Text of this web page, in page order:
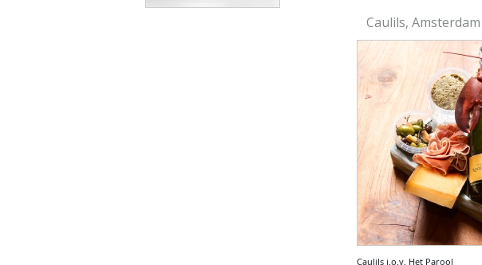
Caulils, Amsterdam
Caulils i.o.v. Het Parool